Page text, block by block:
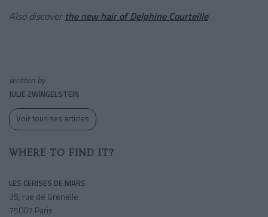
Also discover the new hair of Delphine Courteille.
written by
JULIE ZWINGELSTEIN
Voir tous ses articles
WHERE TO FIND IT?
LES CERISES DE MARS
35, rue de Grenelle
75007 Paris